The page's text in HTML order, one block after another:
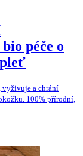
péče o
a chrání
100% přírodní,